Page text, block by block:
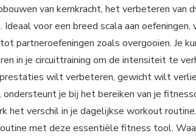
van kernkracht, het verbeteren van
voor een breed scala aan oefeningen,
partneroefeningen zoals overgooien. Je
in je circuittraining om de intensiteit te
wilt verbeteren, gewicht wilt
ondersteunt je bij het bereiken van je
het verschil in je dagelijkse workout routine.
met deze essentiële fitness tool.